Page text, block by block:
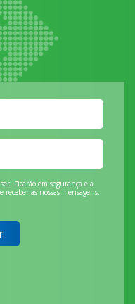
Ficarão em segurança e a
as nossas mensagens.